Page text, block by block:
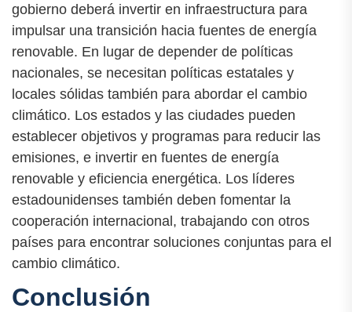
gobierno deberá invertir en infraestructura para
impulsar una transición hacia fuentes de energía
renovable. En lugar de depender de políticas
nacionales, se necesitan políticas estatales y
locales sólidas también para abordar el cambio
climático. Los estados y las ciudades pueden
establecer objetivos y programas para reducir las
emisiones, e invertir en fuentes de energía
renovable y eficiencia energética. Los líderes
estadounidenses también deben fomentar la
cooperación internacional, trabajando con otros
países para encontrar soluciones conjuntas para el
cambio climático.
Conclusión